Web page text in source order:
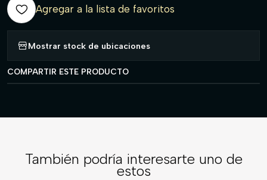
Agregar a la lista de favoritos
Mostrar stock de ubicaciones
COMPARTIR ESTE PRODUCTO
También podría interesarte uno de
estos